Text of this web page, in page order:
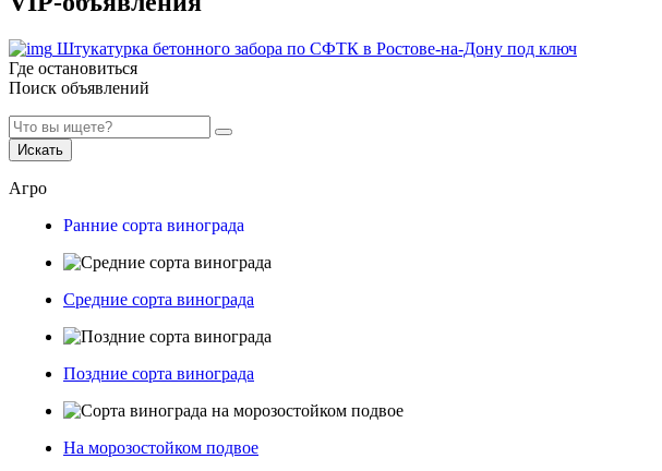
Штукатурка бетонного забора по СФТК в Ростове-на-Дону под ключ
Где остановиться
Поиск объявлений
Искать
Агро
Ранние сорта винограда
Средние сорта винограда
Поздние сорта винограда
На морозостойком подвое